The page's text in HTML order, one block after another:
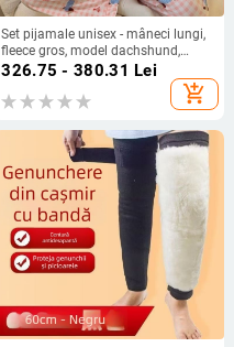
Set pijamale unisex - mâneci lungi,
fleece gros, model dachshund,
toamnă-iarnă, top și bottom
326.75 - 380.31 Lei
add_shopping_cart